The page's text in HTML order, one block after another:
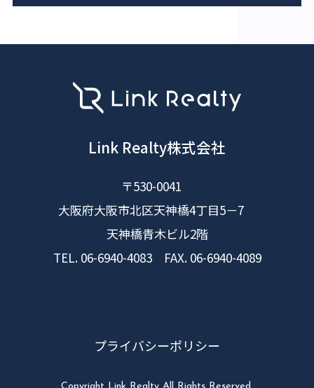
Link Realty株式会社
〒530-0041
大阪府大阪市北区天神橋4丁目5－7
天神橋青木ビル2階
TEL. 06-6940-4083 FAX. 06-6940-4089
プライバシーポリシー